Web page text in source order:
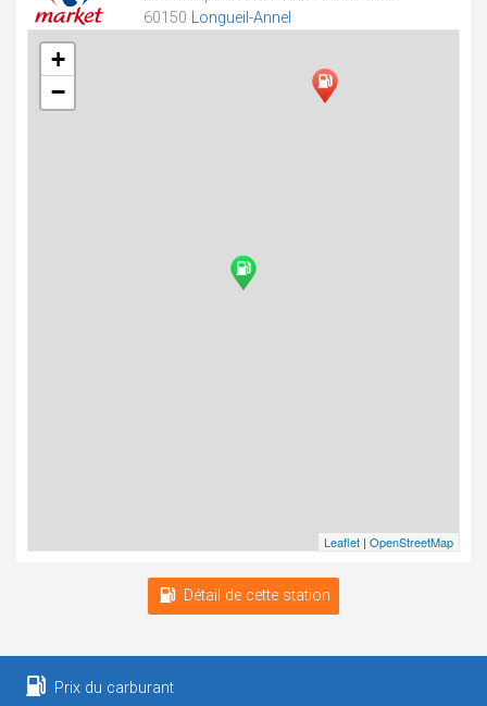
60150 Longueil-Annel
+
−
Leaflet | OpenStreetMap
Détail de cette station
Prix du carburant